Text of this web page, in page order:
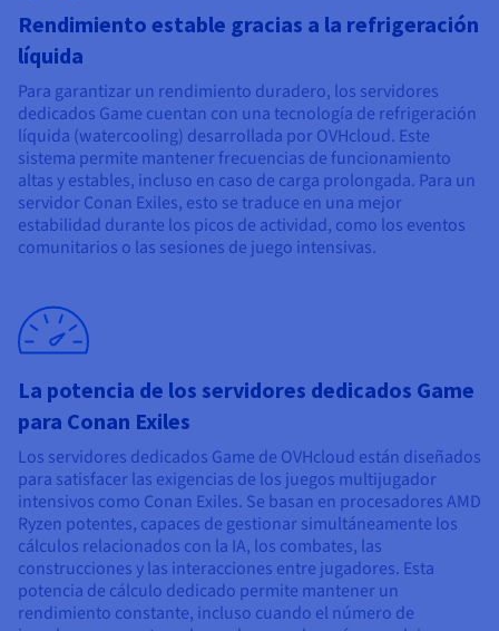
La potencia de los servidores dedicados Game
para Conan Exiles
Los servidores dedicados Game de OVHcloud están diseñados
para satisfacer las exigencias de los juegos multijugador
intensivos como Conan Exiles. Se basan en procesadores AMD
Ryzen potentes, capaces de gestionar simultáneamente los
cálculos relacionados con la IA, los combates, las
construcciones y las interacciones entre jugadores. Esta
potencia de cálculo dedicado permite mantener un
rendimiento constante, incluso cuando el número de
Rendimiento estable gracias a la refrigeración
líquida
Para garantizar un rendimiento duradero, los servidores
dedicados Game cuentan con una tecnología de refrigeración
líquida (watercooling) desarrollada por OVHcloud. Este
sistema permite mantener frecuencias de funcionamiento
altas y estables, incluso en caso de carga prolongada. Para un
servidor Conan Exiles, esto se traduce en una mejor
estabilidad durante los picos de actividad, como los eventos
comunitarios o las sesiones de juego intensivas.